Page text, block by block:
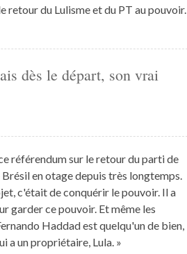
retour du Lulisme et du PT au pouvoir.
dès le départ, son vrai
référendum sur le retour du parti de
Brésil en otage depuis très longtemps.
c'était de conquérir le pouvoir. Il a
garder ce pouvoir. Et même les
Haddad est quelqu'un de bien,
a un propriétaire, Lula. »